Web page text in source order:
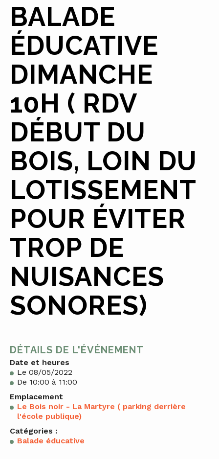
BALADE
ÉDUCATIVE
DIMANCHE
10H ( RDV
DÉBUT DU
BOIS, LOIN DU
LOTISSEMENT
POUR ÉVITER
TROP DE
NUISANCES
SONORES)
DÉTAILS DE L'ÉVÉNEMENT
Date et heures
Le 08/05/2022
De 10:00 à 11:00
Emplacement
Le Bois noir - La Martyre ( parking derrière
l'école publique)
Catégories :
Balade éducative